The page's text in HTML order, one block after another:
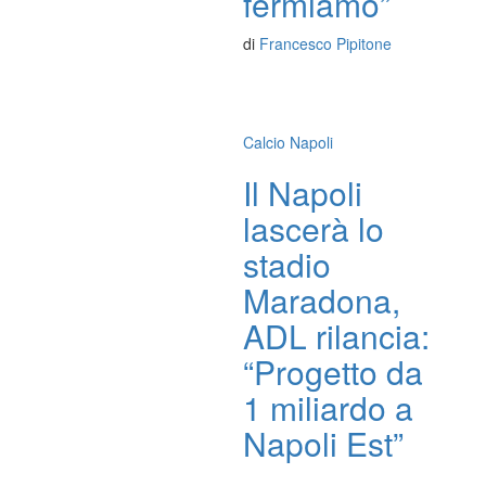
di Francesco Pipitone
Calcio Napoli
Il Napoli
lascerà lo
stadio
Maradona,
ADL rilancia:
“Progetto da
1 miliardo a
Napoli Est”